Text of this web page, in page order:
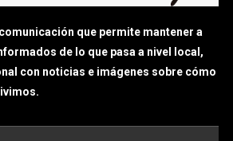
que permite mantener a
de lo que pasa a nivel local,
con noticias e imágenes sobre cómo